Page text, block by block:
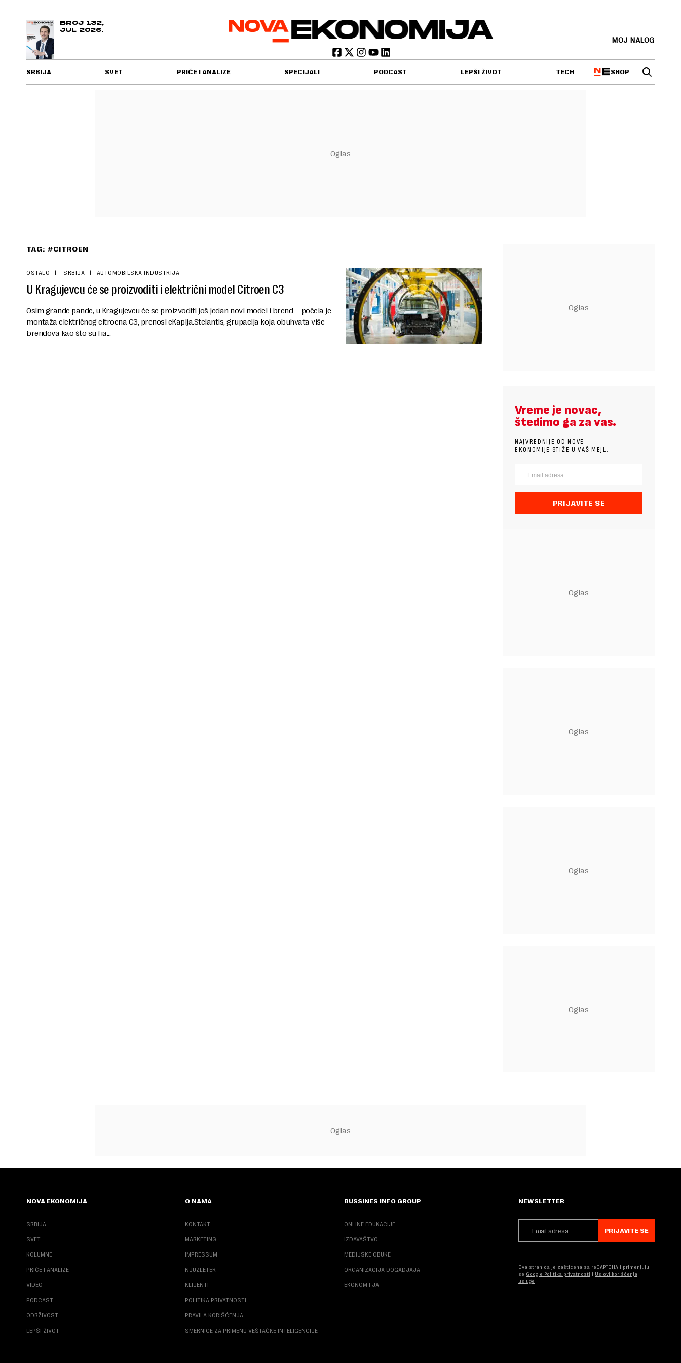
BROJ 132,
JUL 2026.
MOJ NALOG
SRBIJA SVET PRIČE I ANALIZE SPECIJALI PODCAST LEPŠI ŽIVOT TECH SHOP
TAG: #CITROEN
OSTALO SRBIJA AUTOMOBILSKA INDUSTRIJA
U Kragujevcu će se proizvoditi i električni model Citroen C3
Osim grande pande, u Kragujevcu će se proizvoditi još jedan novi model i brend – počela je
montaža električnog citroena C3, prenosi eKapija.Stelantis, grupacija koja obuhvata više
brendova kao što su fia...
Vreme je novac,
štedimo ga za vas.
NAJVREDNIJE OD NOVE
EKONOMIJE STIŽE U VAŠ MEJL.
PRIJAVITE SE
NOVA EKONOMIJA
SRBIJA
SVET
KOLUMNE
PRIČE I ANALIZE
VIDEO
PODCAST
ODRŽIVOST
LEPŠI ŽIVOT
O NAMA
KONTAKT
MARKETING
IMPRESSUM
NJUZLETER
KLIJENTI
POLITIKA PRIVATNOSTI
PRAVILA KORIŠĆENJA
SMERNICE ZA PRIMENU VEŠTAČKE INTELIGENCIJE
BUSSINES INFO GROUP
ONLINE EDUKACIJE
IZDAVAŠTVO
MEDIJSKE OBUKE
ORGANIZACIJA DOGADJAJA
EKONOM I JA
NEWSLETTER
PRIJAVITE SE
Ova stranica je zaštićena sa reCAPTCHA i primenjuju
se Google Politika privatnosti i Uslovi korišćenja
usluge